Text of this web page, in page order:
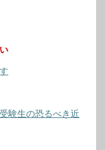
験生の恐るべき近